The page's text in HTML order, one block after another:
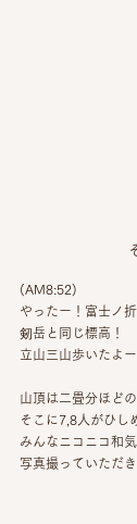
(AM8:52)
やったー！富士ノ
剱岳と同じ標高！
立山三山歩いたよー
山頂は二畳分ほど
そこに7,8人がひし
みんなニコニコ和
写真撮っていただ